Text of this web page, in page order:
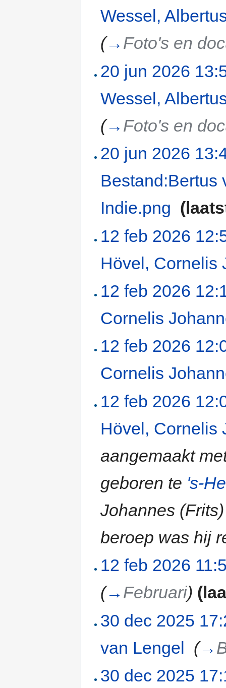
Wessel,
(→ Foto's en
20 jun 2026
Wessel,
(→ Foto's en
20 jun 2026
Bestand:Bertus
Indie.png
12 feb 2026
Hövel, Cornelis
12 feb 2026
Cornelis
12 feb 2026
Cornelis
12 feb 2026
Hövel, Cornelis
aangemaakt
geboren te 's-
Johannes
beroep was hij
12 feb 2026
(→ Februari)
30 dec 2025
van Lengel (→
30 dec 2025